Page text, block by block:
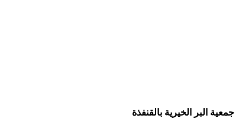
جمعية البر الخيرية بالقنفذة